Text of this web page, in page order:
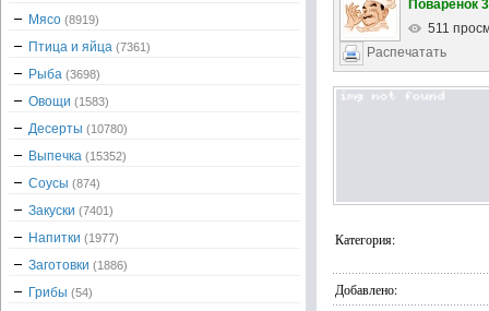
Поварёнок
511
Распечатать
Категория:
Добавлено:
Мясо (8919)
Птица и яйца (7361)
Рыба (3698)
Овощи (1583)
Десерты (10780)
Выпечка (15352)
Соусы (874)
Закуски (7401)
Напитки (1977)
Заготовки (1886)
Грибы (54)